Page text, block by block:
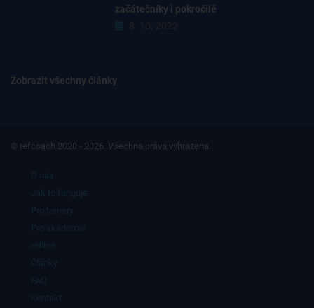
začátečníky i pokročilé
Zobrazit všechny články
© refcoach 2020 - 2026. Všechna práva vyhrazena.